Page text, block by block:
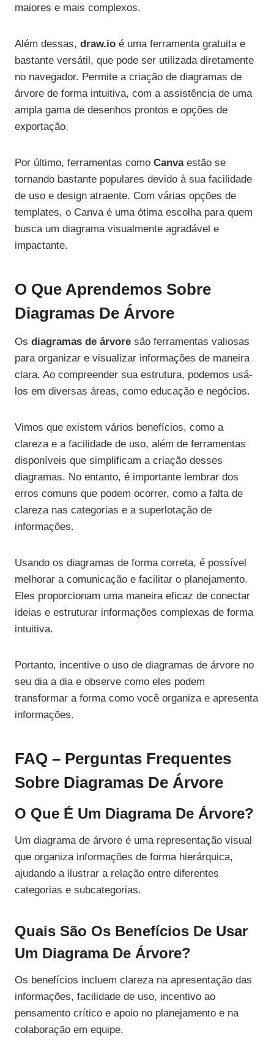
maiores e mais complexos.
Além dessas, draw.io é uma ferramenta gratuita e
bastante versátil, que pode ser utilizada diretamente
no navegador. Permite a criação de diagramas de
árvore de forma intuitiva, com a assistência de uma
ampla gama de desenhos prontos e opções de
exportação.
Por último, ferramentas como Canvaestão se
tornando bastante populares devido à sua facilidade
de uso e design atraente. Com várias opções de
templates, o Canva é uma ótima escolha para quem
busca um diagrama visualmente agradável e
impactante.
O Que Aprendemos Sobre
Diagramas De Árvore
Os diagramas de árvore são ferramentas valiosas
para organizar e visualizar informações de maneira
clara. Ao compreender sua estrutura, podemos usá-
los em diversas áreas, como educação e negócios.
Vimos que existem vários benefícios, como a
clareza e a facilidade de uso, além de ferramentas
disponíveis que simplificam a criação desses
diagramas. No entanto, é importante lembrar dos
erros comuns que podem ocorrer, como a falta de
clareza nas categorias e a superlotação de
informações.
Usando os diagramas de forma correta, é possível
melhorar a comunicação e facilitar o planejamento.
Eles proporcionam uma maneira eficaz de conectar
ideias e estruturar informações complexas de forma
intuitiva.
Portanto, incentive o uso de diagramas de árvore no
seu dia a dia e observe como eles podem
transformar a forma como você organiza e apresenta
informações.
FAQ – Perguntas Frequentes
Sobre Diagramas De Árvore
O Que É Um Diagrama De Árvore?
Um diagrama de árvore é uma representação visual
que organiza informações de forma hierárquica,
ajudando a ilustrar a relação entre diferentes
categorias e subcategorias.
Quais São Os Benefícios De Usar
Um Diagrama De Árvore?
Os benefícios incluem clareza na apresentação das
informações, facilidade de uso, incentivo ao
pensamento crítico e apoio no planejamento e na
colaboração em equipe.